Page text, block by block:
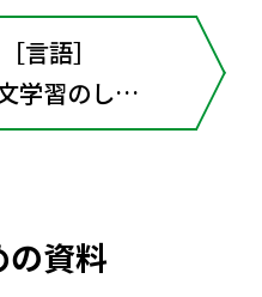
言語］
学習のしる
語活動〕短
の資料